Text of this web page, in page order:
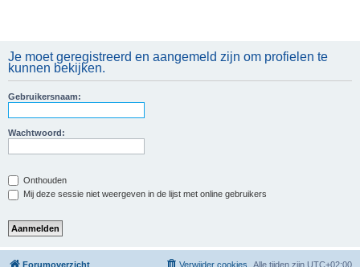
Je moet geregistreerd en aangemeld zijn om profielen te
kunnen bekijken.
Gebruikersnaam:
Wachtwoord:
Onthouden
Mij deze sessie niet weergeven in de lijst met online gebruikers
Forumoverzicht Alle tijden zijn UTC+02:00
Verwijder cookies